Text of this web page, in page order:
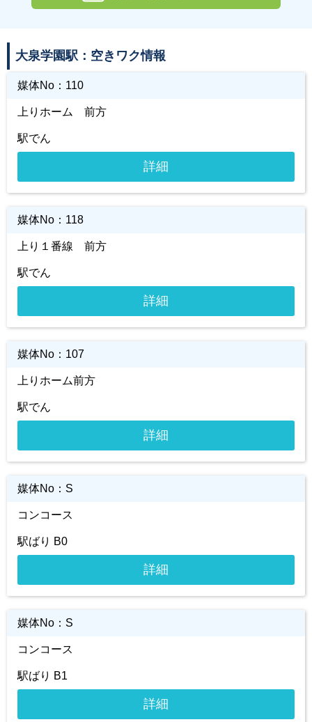
大泉学園駅：空きワク情報
媒体No： 110
上りホーム 前方
駅でん
詳細
媒体No： 118
上り１番線 前方
駅でん
詳細
媒体No： 107
上りホーム前方
駅でん
詳細
媒体No： S
コンコース
駅ばり B0
詳細
媒体No： S
コンコース
駅ばり B1
詳細